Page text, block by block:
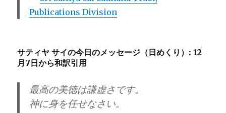
Publications Division
サティヤ サイの今日のメッセージ（日めくり）: 12
月7日から和訳引用
最高の美徳は謙虚さです。
神に身を任せなさい。